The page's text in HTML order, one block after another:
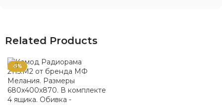
Related Products
-5%